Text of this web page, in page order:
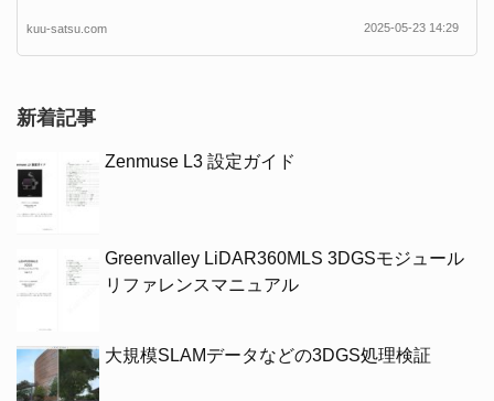
kuu-satsu.com 2025-05-23 14:29
新着記事
Zenmuse L3 設定ガイド
Greenvalley LiDAR360MLS 3DGSモジュール
リファレンスマニュアル
大規模SLAMデータなどの3DGS処理検証